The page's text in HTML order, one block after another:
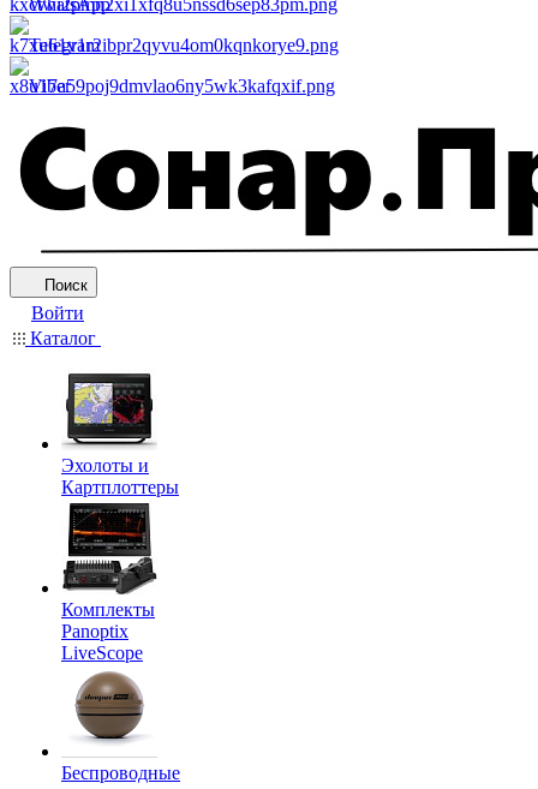
WhatsApp
Telegram
Viber
Поиск
Войти
Каталог
Эхолоты и
Картплоттеры
Комплекты
Panoptix
LiveScope
Беспроводные